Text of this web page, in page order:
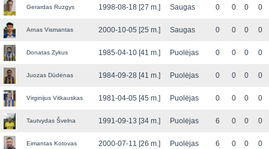
Gerardas Ruzgys 1998-08-18 [27 m.] Saugas 0 0 0 0
Arnas Vismantas 2000-10-05 [25 m.] Saugas 0 0 0 0
Donatas Zykus 1985-04-10 [41 m.] Puolėjas 0 0 0 0
Juozas Dūdėnas 1984-09-28 [41 m.] Puolėjas 0 0 0 0
Virginijus Vitkauskas 1981-04-05 [45 m.] Puolėjas 0 0 0 0
Tautvydas Švelna 1991-09-13 [34 m.] Puolėjas 6 0 0 0
Eimantas Kotovas 2000-07-11 [26 m.] Puolėjas 6 0 0 0